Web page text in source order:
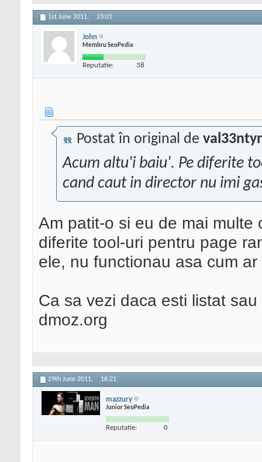
1st June 2011, 23:01
John
Membru SeoPedia
Reputatie: 38
Postat în original de
Acum altu'i baiu'. Pe diferite
cand caut in director nu imi
Am patit-o si eu de mai
diferite tool-uri pentru page
ele, nu functionau asa cum
Ca sa vezi daca esti listat
dmoz.org
29th June 2011, 16:21
mazzury
Junior SeoPedia
Reputatie: 0